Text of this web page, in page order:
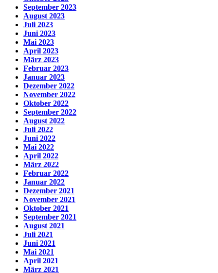
September 2023
August 2023
Juli 2023
Juni 2023
Mai 2023
April 2023
März 2023
Februar 2023
Januar 2023
Dezember 2022
November 2022
Oktober 2022
September 2022
August 2022
Juli 2022
Juni 2022
Mai 2022
April 2022
März 2022
Februar 2022
Januar 2022
Dezember 2021
November 2021
Oktober 2021
September 2021
August 2021
Juli 2021
Juni 2021
Mai 2021
April 2021
März 2021